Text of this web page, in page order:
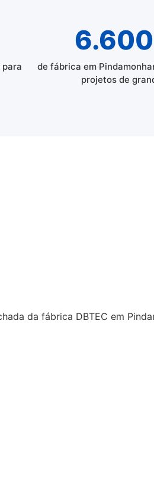
6.600
de fábrica em
projetos de